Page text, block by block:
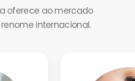
oferece ao mercado
internacional.